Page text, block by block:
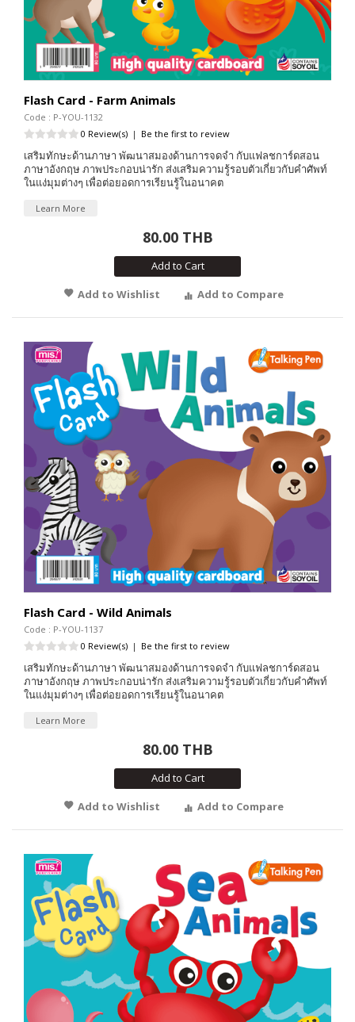
Flash Card - Farm Animals
Code : P-YOU-1132
0 Review(s) | Be the first to review
เสริมทักษะด้านภาษา พัฒนาสมองด้านการจดจำ กับแฟลชการ์ดสอน
ภาษาอังกฤษ ภาพประกอบน่ารัก ส่งเสริมความรู้รอบตัวเกี่ยวกับคำศัพท์
ในแง่มุมต่างๆ เพื่อต่อยอดการเรียนรู้ในอนาคต
Learn More
80.00 THB
Add to Cart
Add to Wishlist
Add to Compare
Flash Card - Wild Animals
Code : P-YOU-1137
0 Review(s) | Be the first to review
เสริมทักษะด้านภาษา พัฒนาสมองด้านการจดจำ กับแฟลชการ์ดสอน
ภาษาอังกฤษ ภาพประกอบน่ารัก ส่งเสริมความรู้รอบตัวเกี่ยวกับคำศัพท์
ในแง่มุมต่างๆ เพื่อต่อยอดการเรียนรู้ในอนาคต
Learn More
80.00 THB
Add to Cart
Add to Wishlist
Add to Compare